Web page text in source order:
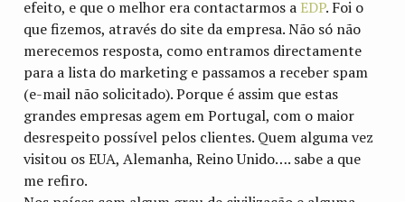
efeito, e que o melhor era contactarmos a EDP. Foi o
que fizemos, através do site da empresa. Não só não
merecemos resposta, como entramos directamente
para a lista do marketing e passamos a receber spam
(e-mail não solicitado). Porque é assim que estas
grandes empresas agem em Portugal, com o maior
desrespeito possível pelos clientes. Quem alguma vez
visitou os EUA, Alemanha, Reino Unido…. sabe a que
me refiro.